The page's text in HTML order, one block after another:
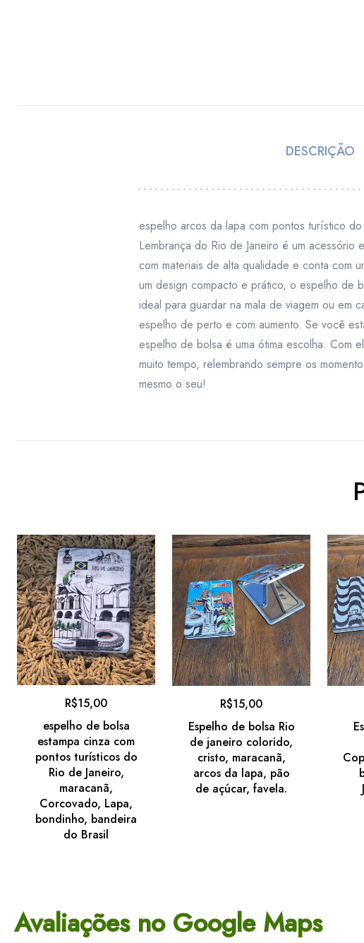
DESCRIÇÃO
espelho arcos da lapa com pontos turístico
Lembrança do Rio de Janeiro é um
com materiais de alta qualidade e conta com
um design compacto e prático, o espelho de
ideal para guardar na mala de viagem ou em
espelho de perto e com aumento. Se você
espelho de bolsa é uma ótima escolha. Com
muito tempo, relembrando sempre os
mesmo o seu!
espelho de bolsa
estampa cinza com
pontos turísticos do
Rio de Janeiro,
maracanã,
Corcovado, Lapa,
bondinho, bandeira
do Brasil
R$15,00
Espelho de bolsa Rio
de janeiro colorido,
cristo, maracanã,
arcos da lapa, pão
de açúcar, favela.
R$15,00
Avaliações no Google Maps